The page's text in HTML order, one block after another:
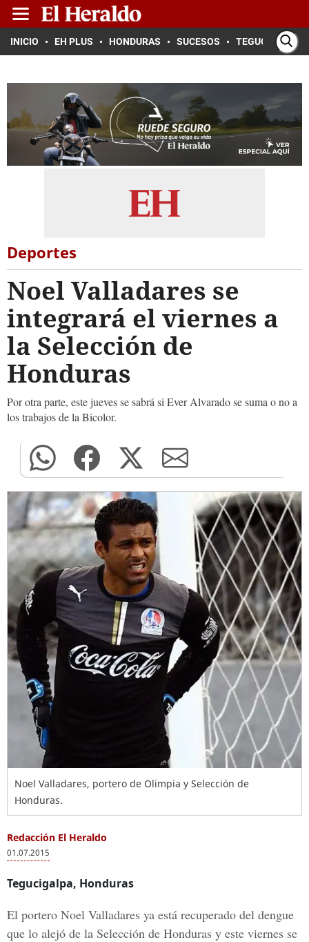
INICIO EH PLUS HONDURAS SUCESOS TEGUCIGALPA
Deportes
Noel Valladares se
integrará el viernes a
la Selección de
Honduras
Por otra parte, este jueves se sabrá si Ever Alvarado se suma o no a
los trabajos de la Bicolor.
Noel Valladares, portero de Olimpia y Selección de
Honduras.
Redacción El Heraldo
01.07.2015
Tegucigalpa, Honduras
El portero Noel Valladares ya está recuperado del dengue
que lo alejó de la Selección de Honduras y este viernes se